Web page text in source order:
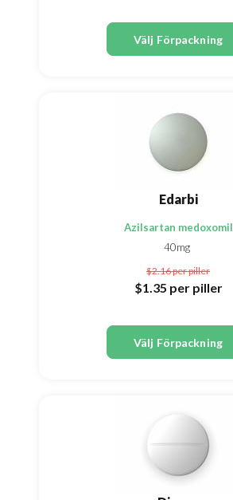
Välj Förpackning
Edarbi
Azilsartan medoxomil
40mg
$2.16per piller
$1.35 per piller
Välj Förpackning